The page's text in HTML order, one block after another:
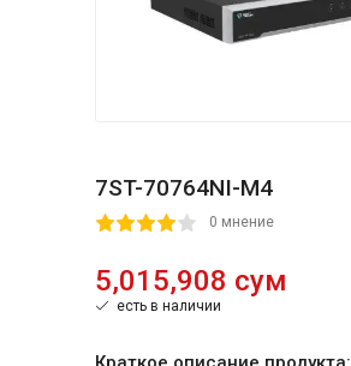
7ST-70764NI-M4
0 мнение
5,015,908 сум
есть в наличии